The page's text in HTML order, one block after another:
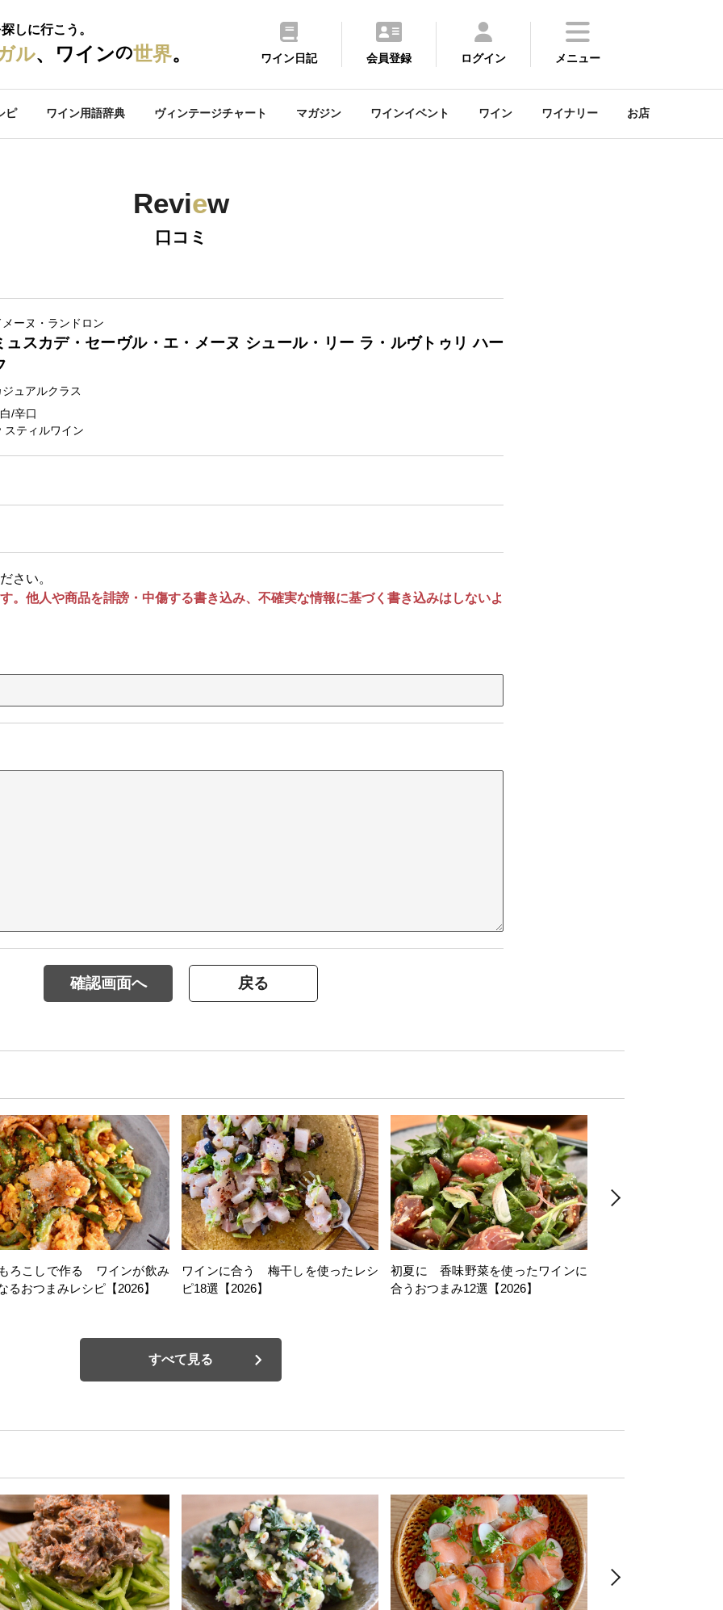
しに行こう。
ル、ワインの世界。 ワイン日記 会員登録 ログイン メニュー
ピ ワイン用語辞典 ヴィンテージチャート マガジン ワインイベント ワイン ワイナリー お店
Review
口コミ
メーヌ・ランドロン
ュスカデ・セーヴル・エ・メーヌ シュール・リー ラ・ルヴトゥリ ハー
ジュアルクラス
白/辛口
スティルワイン
さい。
。他人や商品を誹謗・中傷する書き込み、不確実な情報に基づく書き込みはしないよ
確認画面へ 戻る
ろこしで作る ワインが飲み
るおつまみレシピ【2026】
ワインに合う 梅干しを使ったレシ
ピ18選【2026】
初夏に 香味野菜を使ったワインに
合うおつまみ12選【2026】
すべて見る